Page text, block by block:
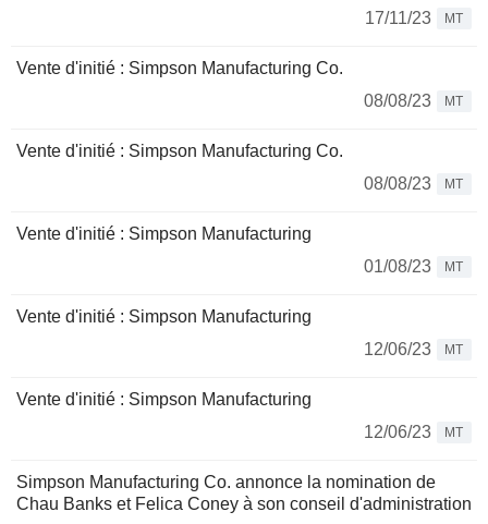
17/11/23
MT
Vente d'initié : Simpson Manufacturing Co.
08/08/23
MT
Vente d'initié : Simpson Manufacturing Co.
08/08/23
MT
Vente d'initié : Simpson Manufacturing
01/08/23
MT
Vente d'initié : Simpson Manufacturing
12/06/23
MT
Vente d'initié : Simpson Manufacturing
12/06/23
MT
Simpson Manufacturing Co. annonce la nomination de
Chau Banks et Felica Coney à son conseil d'administration